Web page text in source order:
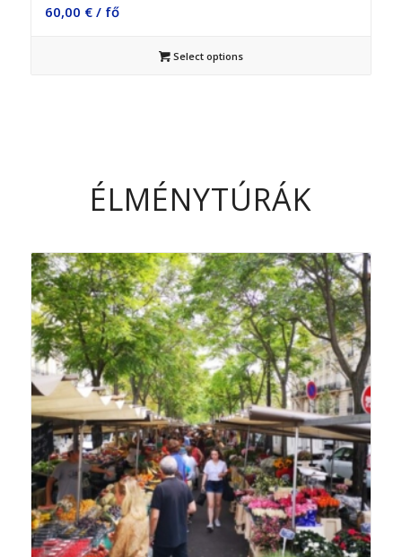
60,00 €/ fő
Select options
ÉLMÉNYTÚRÁK